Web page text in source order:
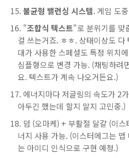
불균형 밸런싱 시스템. 게임 도
"조합식 텍스트"로 분위기를 맞
걸 쓰는거죠. ㅎㅎ. 상태이상도 다
대가 사용한 스페셜도 특정 위치
심플형으로 변경 가능. (채팅하려
요. 텍스트가 계속 나오거든요.)
에너지마다 저글링의 속도가 2
아두긴 했는데 할지 말지 고민중.)
덤 (오마케) + 부활절 달걀 (이
너지 사용 가능. (이스터에그는
는 아이디 인식으로 구현 예정.)